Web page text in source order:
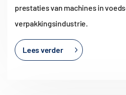
prestaties van machines in
verpakkingsindustrie.
Lees verder